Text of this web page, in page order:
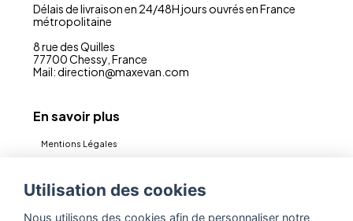
Délais de livraison en 24/48H jours ouvrés en France
métropolitaine
8 rue des Quilles
77700 Chessy, France
Mail: direction@maxevan.com
En savoir plus
Mentions Légales
Politique de confidentialité (RGPD)
Contact
Utilisation des cookies
Nous utilisons des cookies afin de personnaliser notre